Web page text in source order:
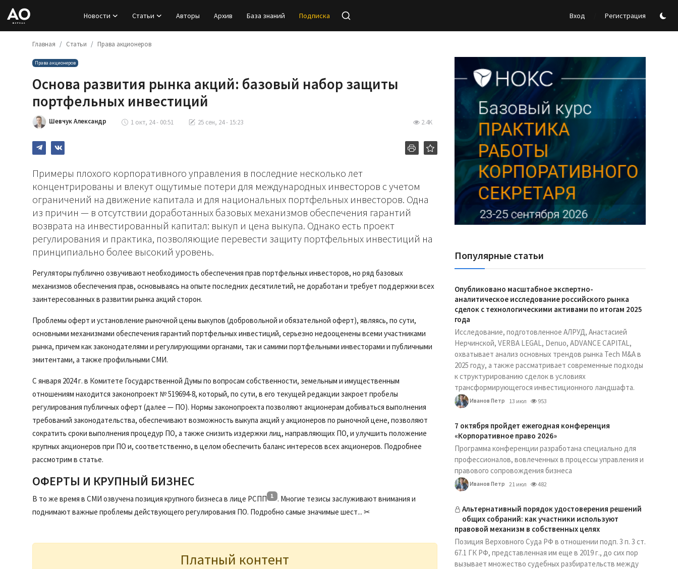
Новости Статьи Авторы Архив База знаний Подписка Вход Регистрация
Статьи
Подписка
Главная Статьи Права акционеров
Права акционеров
Основа развития рынка акций: базовый набор защиты
портфельных инвестиций
Шевчук Александр 1 окт, 24 - 00:51 25 сен, 24 - 15:23 2.4K
Примеры плохого корпоративного управления в последние несколько лет
концентрированы и влекут ощутимые потери для международных инвесторов с учетом
ограничений на движение капитала и для национальных портфельных инвесторов. Одна
из причин — в отсутствии доработанных базовых механизмов обеспечения гарантий
возврата на инвестированный капитал: выкуп и цена выкупа. Однако есть проект
регулирования и практика, позволяющие перевести защиту портфельных инвестиций на
принципиально более высокий уровень.
Регуляторы публично озвучивают необходимость обеспечения прав портфельных инвесторов, но ряд базовых
механизмов обеспечения прав, основываясь на опыте последних десятилетий, не доработан и требует поддержки всех
заинтересованных в развитии рынка акций сторон.
Проблемы оферт и установление рыночной цены выкупов (добровольной и обязательной оферт), являясь, по сути,
основными механизмами обеспечения гарантий портфельных инвестиций, серьезно недооценены всеми участниками
рынка, причем как законодателями и регулирующими органами, так и самими портфельными инвесторами и публичными
эмитентами, а также профильными СМИ.
С января 2024 г. в Комитете Государственной Думы по вопросам собственности, земельным и имущественным
отношениям находится законопроект № 519694-8, который, по сути, в его текущей редакции закроет пробелы
регулирования публичных оферт (далее — ПО). Нормы законопроекта позволяют акционерам добиваться выполнения
требований законодательства, обеспечивают возможность выкупа акций у акционеров по рыночной цене, позволяют
сократить сроки выполнения процедур ПО, а также снизить издержки лиц, направляющих ПО, и улучшить положение
крупных акционеров при ПО и, соответственно, в целом обеспечить баланс интересов всех акционеров. Подробнее
рассмотрим в статье.
ОФЕРТЫ И КРУПНЫЙ БИЗНЕС
В то же время в СМИ озвучена позиция крупного бизнеса в лице РСПП 1 . Многие тезисы заслуживают внимания и
поднимают важные проблемы действующего регулирования ПО. Подробно самые значимые шест... ✂
Платный контент
Реклама Ассоциации "НОКС", ИНН 7709980401, ERID:2SDnjdY5NTb
Популярные статьи
Опубликовано масштабное экспертно-
аналитическое исследование российского рынка
сделок с технологическими активами по итогам 2025
года
Исследование, подготовленное АЛРУД, Анастасией
Нерчинской, VERBA LEGAL, Denuo, ADVANCE CAPITAL,
охватывает анализ основных трендов рынка Tech M&A в
2025 году, а также рассматривает современные подходы
к структурированию сделок в условиях
трансформирующегося инвестиционного ландшафта.
Иванов Петр 13 июл 953
7 октября пройдет ежегодная конференция
«Корпоративное право 2026»
Программа конференции разработана специально для
профессионалов, вовлеченных в процессы управления и
правового сопровождения бизнеса
Иванов Петр 21 июл 482
Альтернативный порядок удостоверения решений
общих собраний: как участники используют
правовой механизм в собственных целях
Позиция Верховного Суда РФ в отношении подп. 3 п. 3 ст.
67.1 ГК РФ, представленная им еще в 2019 г., до сих пор
вызывает множество судебных разбирательств между